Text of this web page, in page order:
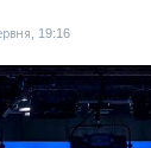
19:16